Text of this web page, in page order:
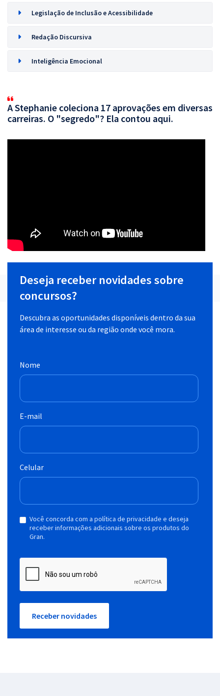
Legislação de Inclusão e Acessibilidade
Redação Discursiva
Inteligência Emocional
A Stephanie coleciona 17 aprovações em diversas
carreiras. O "segredo"? Ela contou aqui.
Deseja receber novidades sobre
concursos?
Descubra as oportunidades disponíveis dentro da sua
área de interesse ou da região onde você mora.
Nome
E-mail
Celular
Você concorda com a política de privacidade e deseja
receber informações adicionais sobre os produtos do
Gran.
Receber novidades